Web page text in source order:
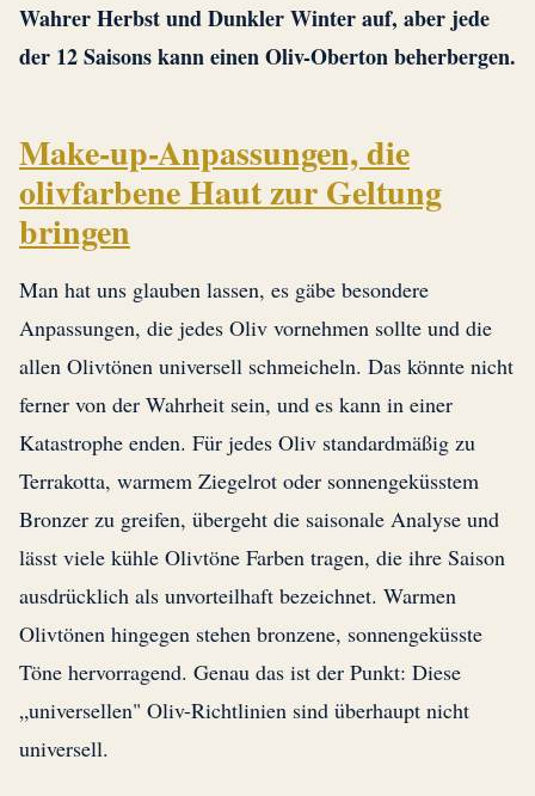
Wahrer Herbst und Dunkler Winter auf, aber jede
der 12 Saisons kann einen Oliv-Oberton beherbergen.
Make-up-Anpassungen, die
olivfarbene Haut zur Geltung
bringen
Man hat uns glauben lassen, es gäbe besondere
Anpassungen, die jedes Oliv vornehmen sollte und die
allen Olivtönen universell schmeicheln. Das könnte nicht
ferner von der Wahrheit sein, und es kann in einer
Katastrophe enden. Für jedes Oliv standardmäßig zu
Terrakotta, warmem Ziegelrot oder sonnengeküsstem
Bronzer zu greifen, übergeht die saisonale Analyse und
lässt viele kühle Olivtöne Farben tragen, die ihre Saison
ausdrücklich als unvorteilhaft bezeichnet. Warmen
Olivtönen hingegen stehen bronzene, sonnengeküsste
Töne hervorragend. Genau das ist der Punkt: Diese
„universellen" Oliv-Richtlinien sind überhaupt nicht
universell.